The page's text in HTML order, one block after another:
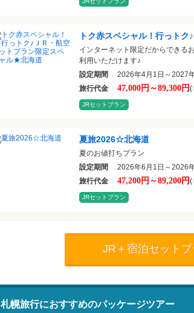
トク赤スペシャル！行っト
インターネット限定だからできる
利用いただけます♪
設定期間 2026年4月1日～2027
旅行代金
47,000円～89,300円(
JRセットプラン
夏旅2026☆北海道
夏のお値打ちプラン
設定期間 2026年6月1日～2026
旅行代金
47,200円～89,200円(
JRセットプラン
JR＋宿泊セット
札幌旅行におすすめのパッケージツアー